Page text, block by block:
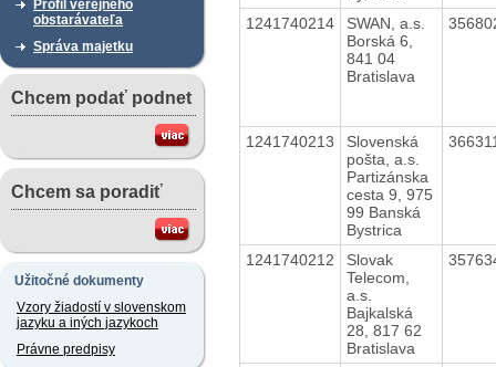
Profil verejného
obstarávateľa
Správa majetku
Chcem podať podnet
Chcem sa poradiť
Užitočné dokumenty
Vzory žiadostí v slovenskom
jazyku a iných jazykoch
Právne predpisy
1241740214
SWAN, a.s.
Borská 6,
841 04
Bratislava
1241740213
Slovenská
pošta, a.s.
Partizánska
cesta 9, 975
99 Banská
Bystrica
1241740212
Slovak
Telecom,
a.s.
Bajkalská
28, 817 62
Bratislava